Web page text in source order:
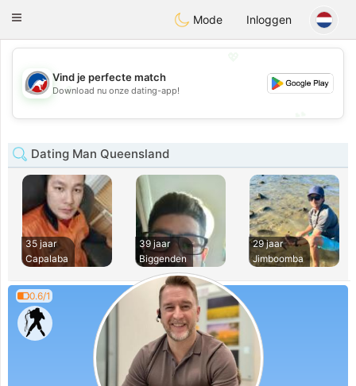
AustraliaChat
Toggle
Mode Inloggen
💖
💕
Vind je perfecte match
Download nu onze dating-app!
Dating Man Queensland
35 jaar
Capalaba
39 jaar
Biggenden
29 jaar
Jimboomba
0.6/1